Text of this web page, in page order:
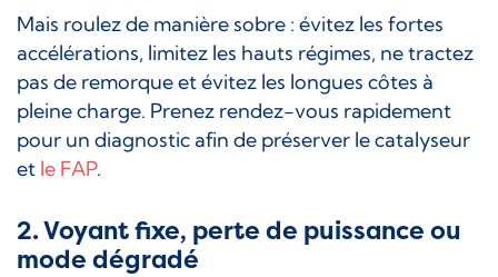
Mais roulez de manière sobre : évitez les fortes
accélérations, limitez les hauts régimes, ne tractez
pas de remorque et évitez les longues côtes à
pleine charge. Prenez rendez-vous rapidement
pour un diagnostic afin de préserver le catalyseur
et le FAP.
2. Voyant fixe, perte de puissance ou
mode dégradé